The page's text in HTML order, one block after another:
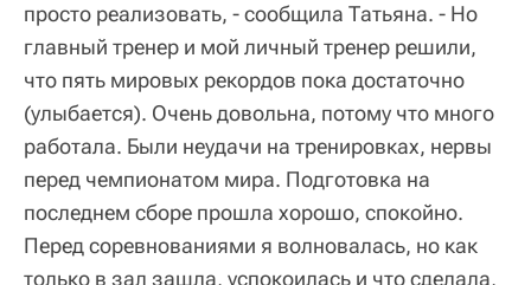
просто реализовать, - сообщила Татьяна. - Но
главный тренер и мой личный тренер решили,
что пять мировых рекордов пока достаточно
(улыбается). Очень довольна, потому что много
работала. Были неудачи на тренировках, нервы
перед чемпионатом мира. Подготовка на
последнем сборе прошла хорошо, спокойно.
Перед соревнованиями я волновалась, но как
только в зал зашла, успокоилась и что сделала,